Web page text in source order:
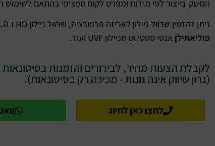
המשק בייצור לפי מידות ומפרט לקוח ספציפי בהתאם לשימוש
ניתן להזמין שרוול ניילון לאריזה פרפורציה, שרוול ניילון HD ו-LD וכן
פוליאתילן אנטי סטטי או מניילון UVF ועוד.
לקבלת הצעות מחיר, לבירורים והזמנות
(גרון שיווק אינה חנות - מכירה רק בסיטונאות).
לחצו כאן לחיוג